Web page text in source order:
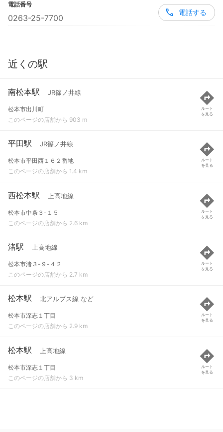
電話番号
0263-25-7700
電話する
近くの駅
南松本駅 JR篠ノ井線
松本市出川町
このページの店舗から 903 m
ルート
を見る
平田駅 JR篠ノ井線
松本市平田西１６２番地
このページの店舗から 1.4 km
ルート
を見る
西松本駅 上高地線
松本市中条３-１５
このページの店舗から 2.6 km
ルート
を見る
渚駅 上高地線
松本市渚３-９-４２
このページの店舗から 2.7 km
ルート
を見る
松本駅 北アルプス線 など
松本市深志１丁目
このページの店舗から 2.9 km
ルート
を見る
松本駅 上高地線
松本市深志１丁目
このページの店舗から 3 km
ルート
を見る